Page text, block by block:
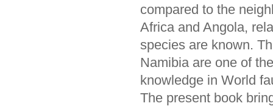
compared to the
Africa and Angola,
species are known.
Namibia are one of
knowledge in World
The present book